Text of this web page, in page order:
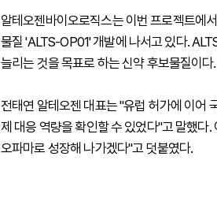
알테오젠바이오로직스는 이번 프로젝트에
물질 'ALTS-OP01' 개발에 나서고 있다.
늘리는 것을 목표로 하는 신약 후보물질이다.
전태연 알테오젠 대표는 "유럽 허가에 이어
제 대응 역량을 확인할 수 있었다"고 말했다
오파마로 성장해 나가겠다"고 덧붙였다.